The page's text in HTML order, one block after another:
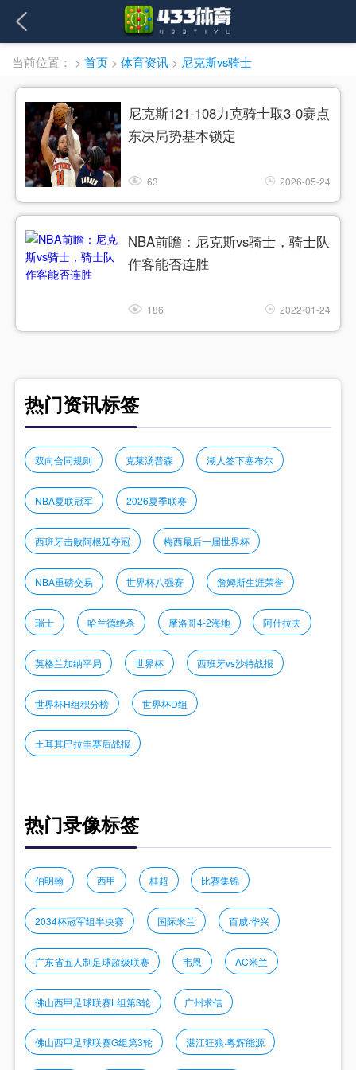
当前位置： > 首页 > 体育资讯 > 尼克斯vs骑士
尼克斯121-108力克骑士取3-0赛点
东决局势基本锁定
63 2026-05-24
NBA前瞻：尼克斯vs骑士，骑士队
作客能否连胜
186 2022-01-24
热门资讯标签
双向合同规则 克莱汤普森 湖人签下塞布尔
NBA夏联冠军 2026夏季联赛
西班牙击败阿根廷夺冠 梅西最后一届世界杯
NBA重磅交易 世界杯八强赛 詹姆斯生涯荣誉
瑞士 哈兰德绝杀 摩洛哥4-2海地 阿什拉夫
英格兰加纳平局 世界杯 西班牙vs沙特战报
世界杯H组积分榜 世界杯D组
土耳其巴拉圭赛后战报
热门录像标签
伯明翰 西甲 桂超 比赛集锦
2034杯冠军组半决赛 国际米兰 百威·华兴
广东省五人制足球超级联赛 韦恩 AC米兰
佛山西甲足球联赛L组第3轮 广州求信
佛山西甲足球联赛G组第3轮 湛江狂狼·粵辉能源